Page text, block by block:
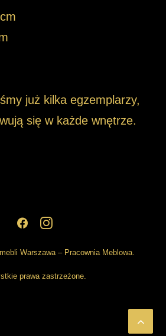
już kilka egzemplarzy,
się w każde wnętrze.
Warszawa – Pracownia Meblowa.
prawa zastrzeżone.